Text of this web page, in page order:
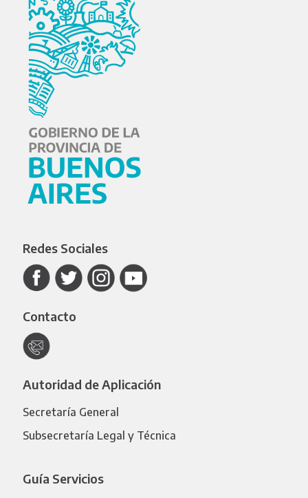
Redes Sociales
Contacto
Autoridad de Aplicación
Secretaría General
Subsecretaría Legal y Técnica
Guía Servicios